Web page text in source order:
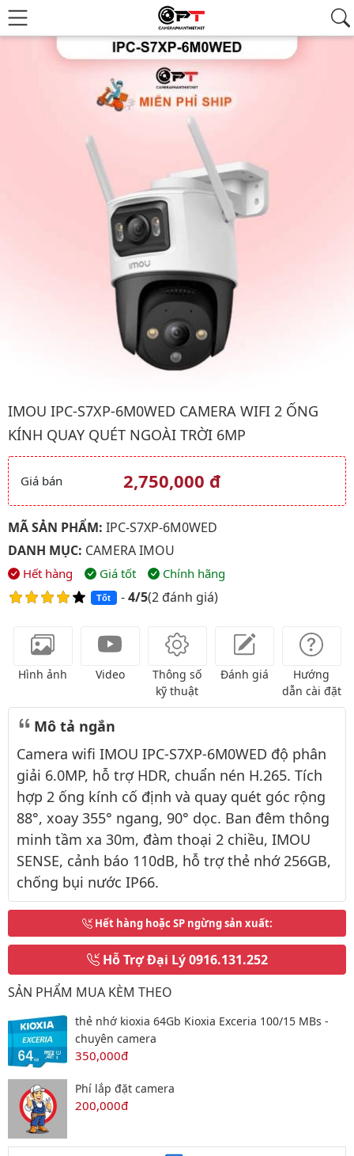
Hình ảnh đại diện của sản phẩm Imou IPC-S7XP-6M0WED
IMOU IPC-S7XP-6M0WED CAMERA WIFI 2 ỐNG
KÍNH QUAY QUÉT NGOÀI TRỜI 6MP
Giá và khuyến mãi
Giá bán 2,750,000 đ
MÃ SẢN PHẨM: IPC-S7XP-6M0WED
DANH MỤC: CAMERA IMOU
Hết hàng Giá tốt Chính hãng
Tốt -4/5(2 đánh giá)
Hình ảnh Video
Thông số
kỹ thuật
Đánh giá
Hướng
dẫn cài đặt
Mô tả ngắn
Camera wifi IMOU IPC-S7XP-6M0WED độ phân
giải 6.0MP, hỗ trợ HDR, chuẩn nén H.265. Tích
hợp 2 ống kính cố định và quay quét góc rộng
88°, xoay 355° ngang, 90° dọc. Ban đêm thông
minh tầm xa 30m, đàm thoại 2 chiều, IMOU
SENSE, cảnh báo 110dB, hỗ trợ thẻ nhớ 256GB,
chống bụi nước IP66.
Hết hàng hoặc SP ngừng sản xuất:
Hỗ Trợ Đại Lý0916.131.252
SẢN PHẨM MUA KÈM THEO
thẻ nhớ kioxia 64Gb Kioxia Exceria 100/15 MBs -
chuyên camera
350,000đ
Phí lắp đặt camera
200,000đ